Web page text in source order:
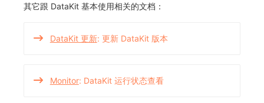
其它跟 DataKit 基本使用相关的文档：
DataKit 更新: 更新 DataKit 版本
Monitor: DataKit 运行状态查看